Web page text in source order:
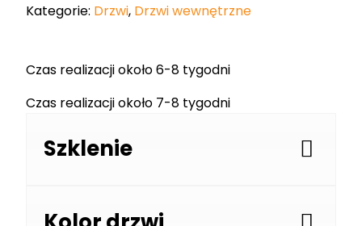
Kategorie: Drzwi, Drzwi wewnętrzne
Czas realizacji około 6-8 tygodni
Czas realizacji około 7-8 tygodni
Szklenie